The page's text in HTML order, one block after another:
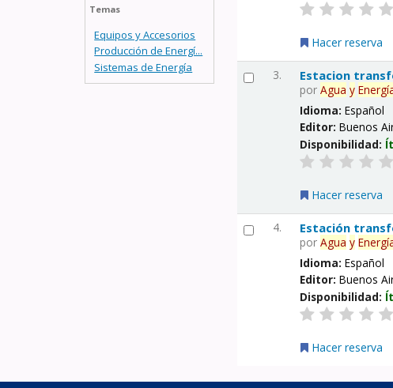
Temas
Equipos y Accesorios
Producción de Energí...
Sistemas de Energía
Hacer reserva
3. Estacion
porAgua y
Idioma:Español
Editor:Buenos
Disponibilidad:
Hacer reserva
4. Estación
porAgua y
Idioma:Español
Editor:Buenos
Disponibilidad:
Hacer reserva